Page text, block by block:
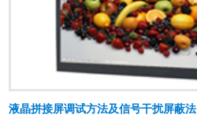
液晶拼接屏调试方法及信号干扰屏蔽法